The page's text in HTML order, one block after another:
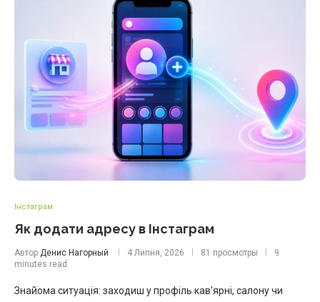
Інстаграм
Як додати адресу в Інстаграм
Автор Денис Нагорный 4 Липня, 2026 81 просмотры
9
minutes read
Знайома ситуація: заходиш у профіль кав’ярні, салону чи